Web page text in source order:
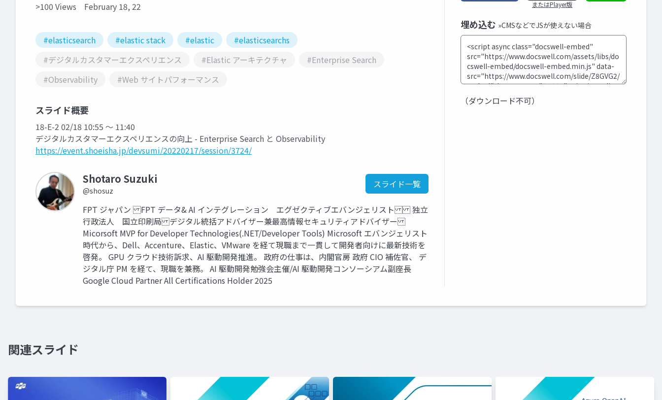
>100 Views February 18, 22
#elasticsearch #elastic stack #elastic
#elasticsearchs
#デジタルカスタマーエクスペリエンス
#Elastic アーキテクチャ
#Enterprise Search
#Observability
#Web サイトパフォーマンス
スライド概要
18-E-2 02/18 10:55 ～ 11:40
デジタルカスタマーエクスペリエンスの向上 - Enterprise Search と Observability
https://event.shoeisha.jp/devsumi/20220217/session/3724/
Shotaro Suzuki
@shosuz
スライド一覧
FPT ジャパン FPT データ& AI インテグレーション エグゼクティブエバンジェリスト 独立
行政法人 国立印刷局 デジタル統括アドバイザー兼最高情報セキュリティアドバイザー
Micorsoft MVP for Developer Technologies(.NET/Developer Tools) Microsoft エバンジェリスト
時代から、Dell、Accenture、Elastic、VMware を経て現職まで一貫して開発者向けに最新技術を
啓発。 GPU クラウド技術訴求、AI 駆動開発推進。 政府の仕事は、内閣官房 政府 CIO 補佐官、 デ
ジタル庁 PM を経て、現職を兼務。 AI 駆動開発勉強会主催/AI 駆動開発コンソーシアム副座長
Google Cloud Partner All Certifications Holder 2025
またはPlayer版
埋め込む »CMSなどでJSが使えない場合
（ダウンロード不可）
関連スライド